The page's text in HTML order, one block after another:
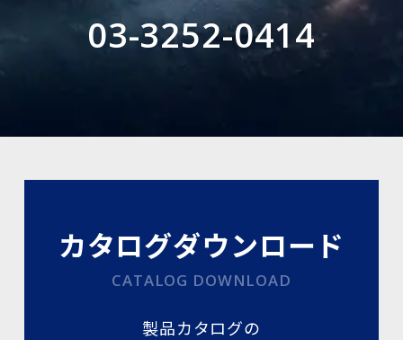
03-3252-0414
カタログダウンロード
CATALOG DOWNLOAD
製品カタログの